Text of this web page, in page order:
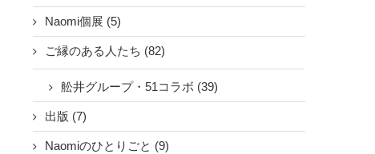
Naomi個展 (5)
ご縁のある人たち (82)
舩井グループ・51コラボ (39)
出版 (7)
Naomiのひとりごと (9)